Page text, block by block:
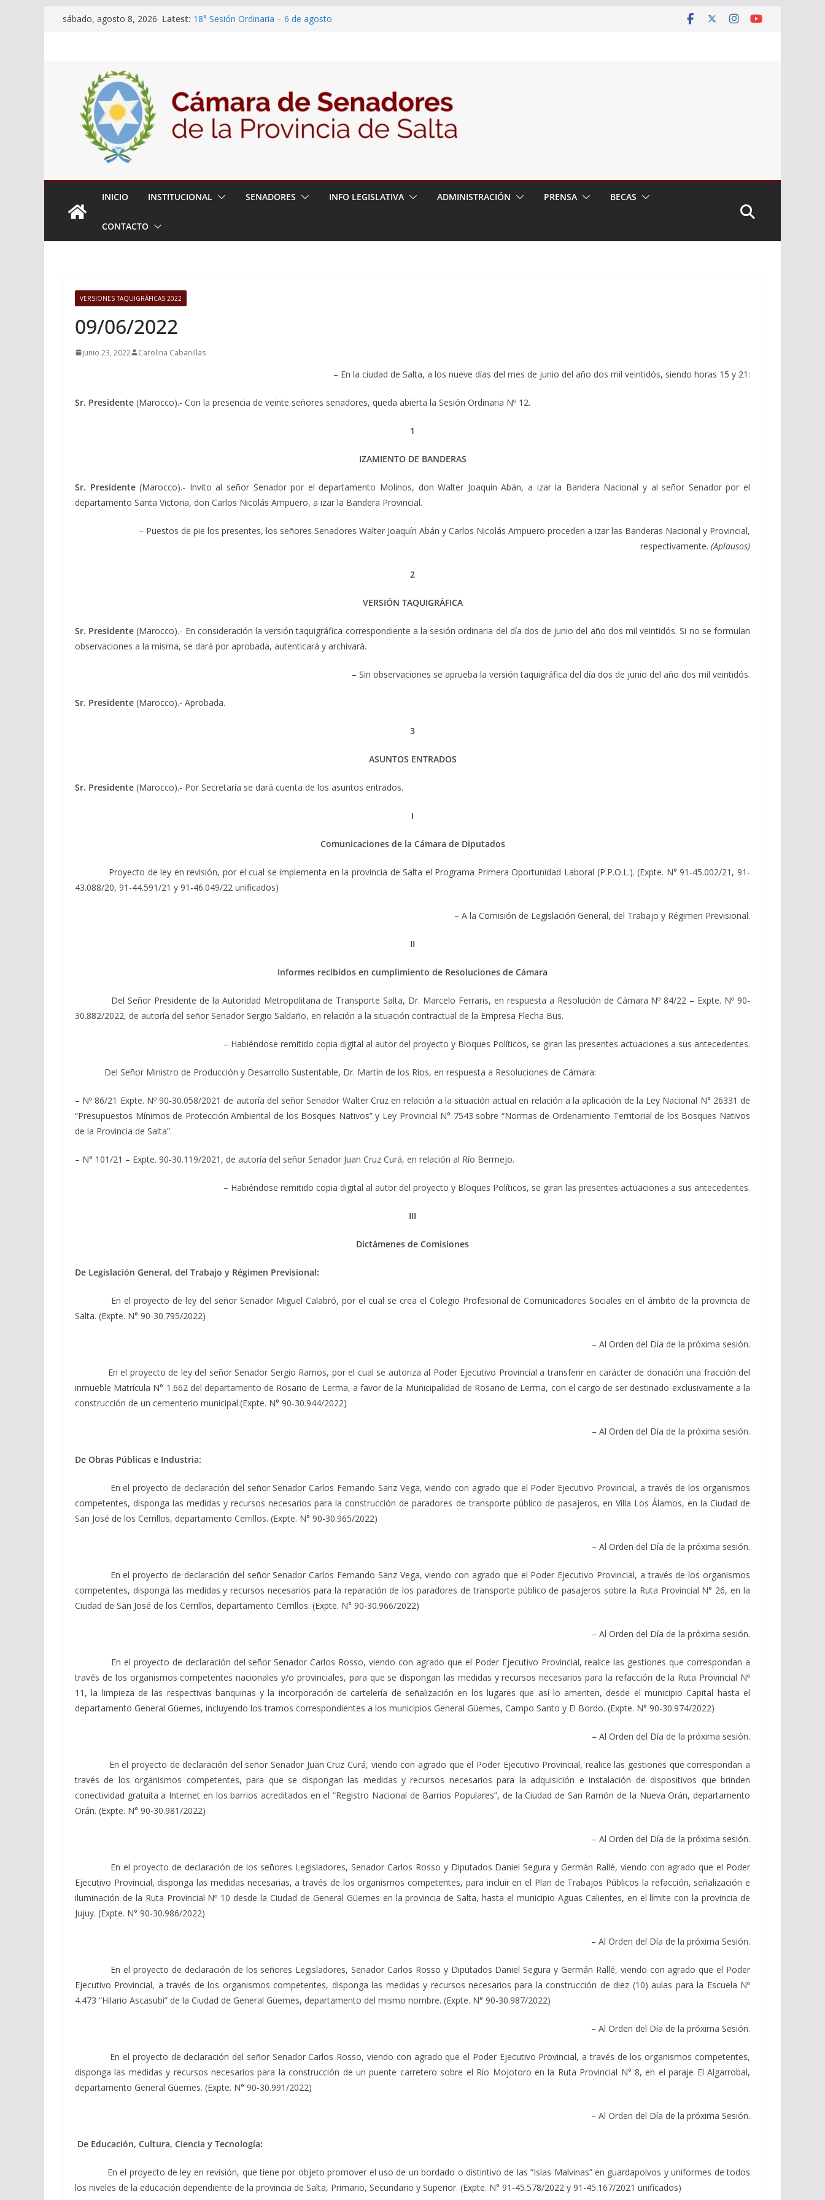
sábado, agosto 8, 2026 Latest: 18° Sesión Ordinaria – 6 de agosto
Expte. Nº 90-34.516/2026 – 06/08/26 – Créase el Ente Salteño
de Protección y Control Vegetal
INICIO INSTITUCIONAL SENADORES INFO LEGISLATIVA ADMINISTRACIÓN PRENSA BECAS
CONTACTO
VERSIONES TAQUIGRÁFICAS 2022
09/06/2022
junio 23, 2022 Carolina Cabanillas
– En la ciudad de Salta, a los nueve días del mes de junio del año dos mil veintidós, siendo horas 15 y 21:
Sr. Presidente (Marocco).- Con la presencia de veinte señores senadores, queda abierta la Sesión Ordinaria Nº 12.
1
IZAMIENTO DE BANDERAS
Sr. Presidente(Marocco).- Invito al señor Senador por el departamento Molinos, don Walter Joaquín Abán, a izar la Bandera Nacional y al señor Senador por el
departamento Santa Victoria, don Carlos Nicolás Ampuero, a izar la Bandera Provincial.
– Puestos de pie los presentes, los señores Senadores Walter Joaquín Abán y Carlos Nicolás Ampuero proceden a izar las Banderas Nacional y Provincial,
respectivamente. (Aplausos)
2
VERSIÓN TAQUIGRÁFICA
Sr. Presidente (Marocco).- En consideración la versión taquigráfica correspondiente a la sesión ordinaria del día dos de junio del año dos mil veintidós. Si no se formulan
observaciones a la misma, se dará por aprobada, autenticará y archivará.
– Sin observaciones se aprueba la versión taquigráfica del día dos de junio del año dos mil veintidós.
Sr. Presidente (Marocco).- Aprobada.
3
ASUNTOS ENTRADOS
Sr. Presidente (Marocco).- Por Secretaría se dará cuenta de los asuntos entrados.
I
Comunicaciones de la Cámara de Diputados
Proyecto de ley en revisión, por el cual se implementa en la provincia de Salta el Programa Primera Oportunidad Laboral (P.P.O.L.). (Expte. N° 91-45.002/21, 91-
43.088/20, 91-44.591/21 y 91-46.049/22 unificados)
– A la Comisión de Legislación General, del Trabajo y Régimen Previsional.
II
Informes recibidos en cumplimiento de Resoluciones de Cámara
Del Señor Presidente de la Autoridad Metropolitana de Transporte Salta, Dr. Marcelo Ferraris, en respuesta a Resolución de Cámara Nº 84/22 – Expte. Nº 90-
30.882/2022, de autoría del señor Senador Sergio Saldaño, en relación a la situación contractual de la Empresa Flecha Bus.
– Habiéndose remitido copia digital al autor del proyecto y Bloques Políticos, se giran las presentes actuaciones a sus antecedentes.
Del Señor Ministro de Producción y Desarrollo Sustentable, Dr. Martín de los Ríos, en respuesta a Resoluciones de Cámara:
– Nº 86/21 Expte. Nº 90-30.058/2021 de autoría del señor Senador Walter Cruz en relación a la situación actual en relación a la aplicación de la Ley Nacional N° 26331 de
“Presupuestos Mínimos de Protección Ambiental de los Bosques Nativos” y Ley Provincial N° 7543 sobre “Normas de Ordenamiento Territorial de los Bosques Nativos
de la Provincia de Salta”.
– N° 101/21 – Expte. 90-30.119/2021, de autoría del señor Senador Juan Cruz Curá, en relación al Río Bermejo.
– Habiéndose remitido copia digital al autor del proyecto y Bloques Políticos, se giran las presentes actuaciones a sus antecedentes.
III
Dictámenes de Comisiones
De Legislación General, del Trabajo y Régimen Previsional:
En el proyecto de ley del señor Senador Miguel Calabró, por el cual se crea el Colegio Profesional de Comunicadores Sociales en el ámbito de la provincia de
Salta. (Expte. N° 90-30.795/2022)
– Al Orden del Día de la próxima sesión.
En el proyecto de ley del señor Senador Sergio Ramos, por el cual se autoriza al Poder Ejecutivo Provincial a transferir en carácter de donación una fracción del
inmueble Matrícula N° 1.662 del departamento de Rosario de Lerma, a favor de la Municipalidad de Rosario de Lerma, con el cargo de ser destinado exclusivamente a la
construcción de un cementerio municipal.(Expte. N° 90-30.944/2022)
– Al Orden del Día de la próxima sesión.
De Obras Públicas e Industria:
En el proyecto de declaración del señor Senador Carlos Fernando Sanz Vega, viendo con agrado que el Poder Ejecutivo Provincial, a través de los organismos
competentes, disponga las medidas y recursos necesarios para la construcción de paradores de transporte público de pasajeros, en Villa Los Álamos, en la Ciudad de
San José de los Cerrillos, departamento Cerrillos. (Expte. N° 90-30.965/2022)
– Al Orden del Día de la próxima sesión.
En el proyecto de declaración del señor Senador Carlos Fernando Sanz Vega, viendo con agrado que el Poder Ejecutivo Provincial, a través de los organismos
competentes, disponga las medidas y recursos necesarios para la reparación de los paradores de transporte público de pasajeros sobre la Ruta Provincial N° 26, en la
Ciudad de San José de los Cerrillos, departamento Cerrillos. (Expte. N° 90-30.966/2022)
– Al Orden del Día de la próxima sesión.
En el proyecto de declaración del señor Senador Carlos Rosso, viendo con agrado que el Poder Ejecutivo Provincial, realice las gestiones que correspondan a
través de los organismos competentes nacionales y/o provinciales, para que se dispongan las medidas y recursos necesarios para la refacción de la Ruta Provincial Nº
11, la limpieza de las respectivas banquinas y la incorporación de cartelería de señalización en los lugares que así lo ameriten, desde el municipio Capital hasta el
departamento General Güemes, incluyendo los tramos correspondientes a los municipios General Güemes, Campo Santo y El Bordo. (Expte. N° 90-30.974/2022)
– Al Orden del Día de la próxima sesión.
En el proyecto de declaración del señor Senador Juan Cruz Curá, viendo con agrado que el Poder Ejecutivo Provincial, realice las gestiones que correspondan a
través de los organismos competentes, para que se dispongan las medidas y recursos necesarios para la adquisición e instalación de dispositivos que brinden
conectividad gratuita a Internet en los barrios acreditados en el “Registro Nacional de Barrios Populares”, de la Ciudad de San Ramón de la Nueva Orán, departamento
Orán. (Expte. N° 90-30.981/2022)
– Al Orden del Día de la próxima sesión.
En el proyecto de declaración de los señores Legisladores, Senador Carlos Rosso y Diputados Daniel Segura y Germán Rallé, viendo con agrado que el Poder
Ejecutivo Provincial, disponga las medidas necesarias, a través de los organismos competentes, para incluir en el Plan de Trabajos Públicos la refacción, señalización e
iluminación de la Ruta Provincial Nº 10 desde la Ciudad de General Güemes en la provincia de Salta, hasta el municipio Aguas Calientes, en el límite con la provincia de
Jujuy. (Expte. N° 90-30.986/2022)
– Al Orden del Día de la próxima Sesión.
En el proyecto de declaración de los señores Legisladores, Senador Carlos Rosso y Diputados Daniel Segura y Germán Rallé, viendo con agrado que el Poder
Ejecutivo Provincial, a través de los organismos competentes, disponga las medidas y recursos necesarios para la construcción de diez (10) aulas para la Escuela Nº
4.473 “Hilario Ascasubi” de la Ciudad de General Güemes, departamento del mismo nombre. (Expte. N° 90-30.987/2022)
– Al Orden del Día de la próxima Sesión.
En el proyecto de declaración del señor Senador Carlos Rosso, viendo con agrado que el Poder Ejecutivo Provincial, a través de los organismos competentes,
disponga las medidas y recursos necesarios para la construcción de un puente carretero sobre el Río Mojotoro en la Ruta Provincial N° 8, en el paraje El Algarrobal,
departamento General Güemes. (Expte. N° 90-30.991/2022)
– Al Orden del Día de la próxima Sesión.
De Educación, Cultura, Ciencia y Tecnología:
En el proyecto de ley en revisión, que tiene por objeto promover el uso de un bordado o distintivo de las “Islas Malvinas” en guardapolvos y uniformes de todos
los niveles de la educación dependiente de la provincia de Salta, Primario, Secundario y Superior. (Expte. N° 91-45.578/2022 y 91-45.167/2021 unificados)